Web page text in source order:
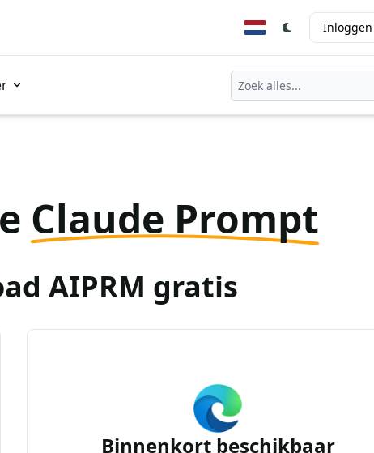
Inloggen
Claude Prompt
AIPRM gratis
Binnenkort beschikbaar